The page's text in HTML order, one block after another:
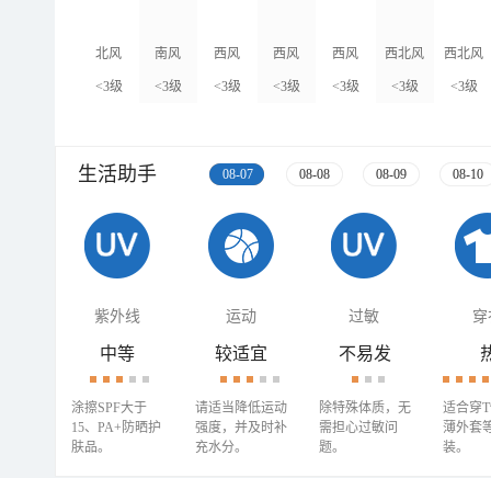
北风
<3级
南风
<3级
西风
<3级
西风
<3级
西风
<3级
西北风
<3级
西北风
<3级
生活助手 08-07 08-08 08-09 08-10
紫外线 运动 过敏 穿
中等
涂擦SPF大于
15、PA+防晒护
肤品。
较适宜
请适当降低运动
强度，并及时补
充水分。
不易发
除特殊体质，无
需担心过敏问
题。
适合穿
薄外套
装。